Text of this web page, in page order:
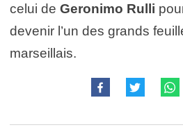
celui de Geronimo Rulli
devenir l’un des grands
marseillais.